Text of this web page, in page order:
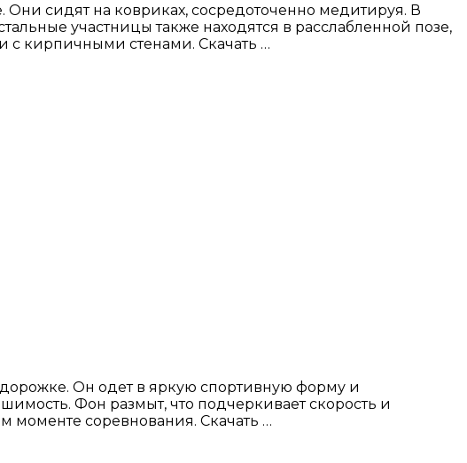
сидят на ковриках, сосредоточенно медитируя. В
участницы также находятся в расслабленной позе,
с кирпичными стенами. Скачать …
Он одет в яркую спортивную форму и
Фон размыт, что подчеркивает скорость и
моменте соревнования. Скачать …